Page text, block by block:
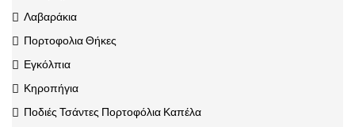
Λαβαράκια
Πορτοφολια Θήκες
Εγκόλπια
Κηροπήγια
Ποδιές Τσάντες Πορτοφόλια Καπέλα